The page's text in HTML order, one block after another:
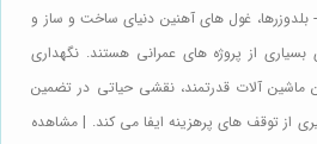
بلدوزرها، غول های آهنین دنیای ساخت و ساز و
بسیاری از پروژه های عمرانی هستند. نگهداری
ماشین آلات قدرتمند، نقشی حیاتی در تضمین
از توقف های پرهزینه ایفا می کند. | مشاهده